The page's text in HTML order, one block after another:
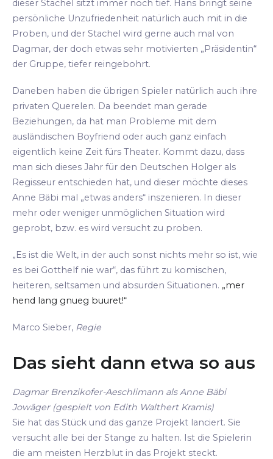
dieser Stachel sitzt immer noch tief. Hans bringt seine
persönliche Unzufriedenheit natürlich auch mit in die
Proben, und der Stachel wird gerne auch mal von
Dagmar, der doch etwas sehr motivierten „Präsidentin“
der Gruppe, tiefer reingebohrt.
Daneben haben die übrigen Spieler natürlich auch ihre
privaten Querelen. Da beendet man gerade
Beziehungen, da hat man Probleme mit dem
ausländischen Boyfriend oder auch ganz einfach
eigentlich keine Zeit fürs Theater. Kommt dazu, dass
man sich dieses Jahr für den Deutschen Holger als
Regisseur entschieden hat, und dieser möchte dieses
Anne Bäbi mal „etwas anders“ inszenieren. In dieser
mehr oder weniger unmöglichen Situation wird
geprobt, bzw. es wird versucht zu proben.
„Es ist die Welt, in der auch sonst nichts mehr so ist, wie
es bei Gotthelf nie war“, das führt zu komischen,
heiteren, seltsamen und absurden Situationen. „mer
hend lang gnueg buuret!“
Marco Sieber, Regie
Das sieht dann etwa so aus
Dagmar Brenzikofer-Aeschlimann als Anne Bäbi
Jowäger (gespielt von Edith Walthert Kramis)
Sie hat das Stück und das ganze Projekt lanciert. Sie
versucht alle bei der Stange zu halten. Ist die Spielerin
die am meisten Herzblut in das Projekt steckt.